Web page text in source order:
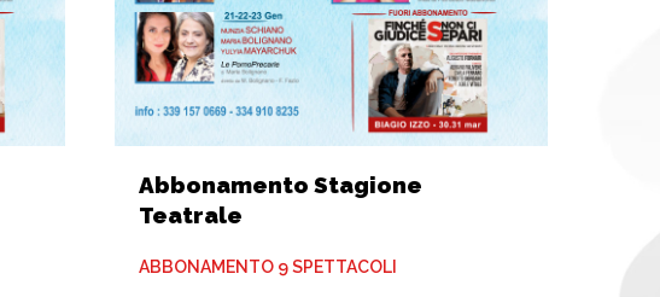
Abbonamento Stagione
Teatrale
ABBONAMENTO 9 SPETTACOLI